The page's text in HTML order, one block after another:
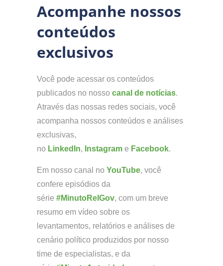
Acompanhe nossos
conteúdos
exclusivos
Você pode acessar os conteúdos
publicados no nosso canal de notícias.
Através das nossas redes sociais, você
acompanha nossos conteúdos e análises
exclusivas,
no LinkedIn, Instagram e Facebook.
Em nosso canal no YouTube, você
confere episódios da
série #MinutoRelGov, com um breve
resumo em vídeo sobre os
levantamentos, relatórios e análises de
cenário político produzidos por nosso
time de especialistas, e da